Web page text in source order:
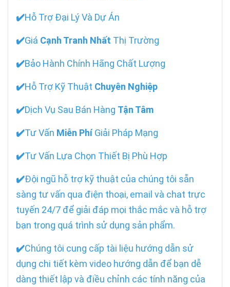
✔️Hỗ Trợ Đại Lý Và Dự Án
✔️Giá Cạnh Tranh Nhất Thị Trường
✔️Bảo Hành Chính Hãng Chất Lượng
✔️Hỗ Trợ Kỹ Thuật Chuyên Nghiệp
✔️Dịch Vụ Sau Bán Hàng Tận Tâm
✔️Tư Vấn Miễn PhíGiải Pháp Mạng
✔️Tư Vấn Lựa Chọn Thiết Bị Phù Hợp
✔️Đội ngũ hỗ trợ kỹ thuật của chúng tôi sẵn
sàng tư vấn qua điện thoại, email và chat trực
tuyến 24/7 để giải đáp mọi thắc mắc và hỗ trợ
bạn trong quá trình sử dụng sản phẩm.
✔️Chúng tôi cung cấp tài liệu hướng dẫn sử
dụng chi tiết kèm video hướng dẫn để bạn dễ
dàng thiết lập và điều chỉnh các tính năng của